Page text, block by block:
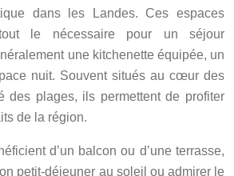
dans les Landes. Ces espaces
le nécessaire pour un séjour
une kitchenette équipée, un
nuit. Souvent situés au cœur des
des plages, ils permettent de profiter
de la région.
d’un balcon ou d’une terrasse,
petit-déjeuner au soleil ou admirer le